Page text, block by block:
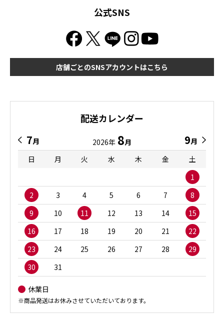
公式SNS
店舗ごとのSNSアカウントはこちら
配送カレンダー
7月 2026年 8月 9月
日
月 火 水 木 金
土
1
2
3 4 5 6 7
8
9
10 11 12 13 14
15
16
17 18 19 20 21
22
23
24 25 26 27 28
29
30
31
休業日
※商品発送はお休みさせていただいております。